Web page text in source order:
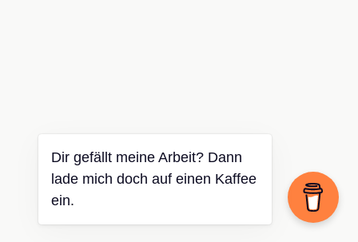
Dir gefällt meine Arbeit? Dann
lade mich doch auf einen Kaffee
ein.